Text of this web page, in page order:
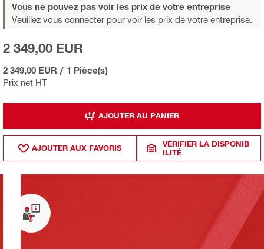
Vous ne pouvez pas voir les prix de votre entreprise
Veuillez vous connecter pour voir les prix de votre entreprise.
Prix net HT
2 349,00 EUR
2 349,00 EUR / 1 Pièce(s)
AJOUTER AU PANIER
AJOUTER AUX FAVORIS
VÉRIFIER LA DISPONIB
ILITÉ